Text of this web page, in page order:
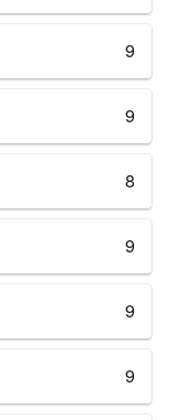
9
9
8
9
9
9